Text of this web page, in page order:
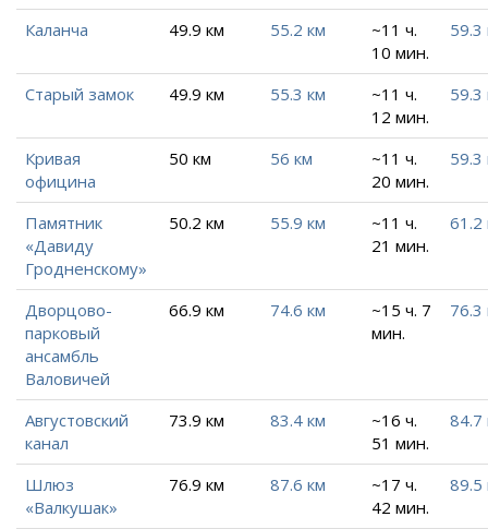
Каланча 49.9 км 55.2 км
~11 ч.
10 мин.
59.3
Старый замок 49.9 км 55.3 км
~11 ч.
12 мин.
59.3
Кривая
официна
50 км 56 км
~11 ч.
20 мин.
59.3
Памятник
«Давиду
Гродненскому»
50.2 км 55.9 км
~11 ч.
21 мин.
61.2
Дворцово-
парковый
ансамбль
Валовичей
66.9 км 74.6 км
~15 ч. 7
мин.
76.3
Августовский
канал
73.9 км 83.4 км
~16 ч.
51 мин.
84.7
Шлюз
«Валкушак»
76.9 км 87.6 км
~17 ч.
42 мин.
89.5